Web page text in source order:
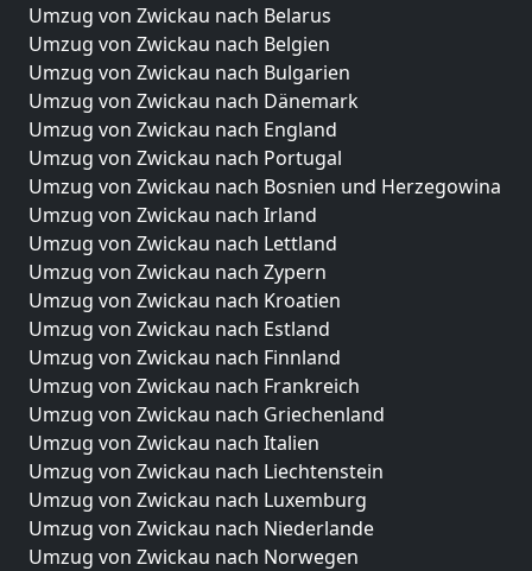
Umzug von Zwickau nach Belarus
Umzug von Zwickau nach Belgien
Umzug von Zwickau nach Bulgarien
Umzug von Zwickau nach Dänemark
Umzug von Zwickau nach England
Umzug von Zwickau nach Portugal
Umzug von Zwickau nach Bosnien und Herzegowina
Umzug von Zwickau nach Irland
Umzug von Zwickau nach Lettland
Umzug von Zwickau nach Zypern
Umzug von Zwickau nach Kroatien
Umzug von Zwickau nach Estland
Umzug von Zwickau nach Finnland
Umzug von Zwickau nach Frankreich
Umzug von Zwickau nach Griechenland
Umzug von Zwickau nach Italien
Umzug von Zwickau nach Liechtenstein
Umzug von Zwickau nach Luxemburg
Umzug von Zwickau nach Niederlande
Umzug von Zwickau nach Norwegen